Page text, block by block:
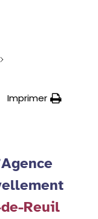
Imprimer
Reuil